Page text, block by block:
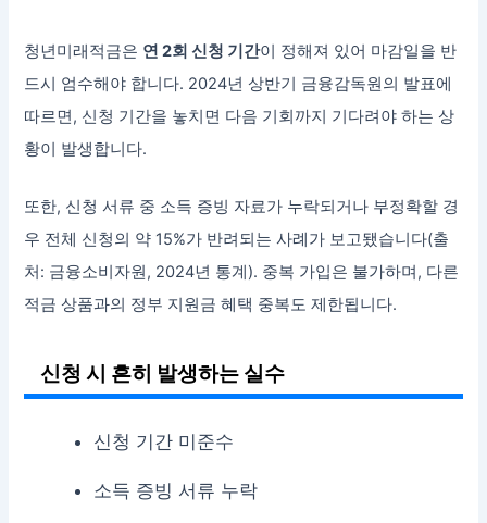
청년미래적금은 연 2회 신청 기간이 정해져 있어 마감일을 반
드시 엄수해야 합니다. 2024년 상반기 금융감독원의 발표에
따르면, 신청 기간을 놓치면 다음 기회까지 기다려야 하는 상
황이 발생합니다.
또한, 신청 서류 중 소득 증빙 자료가 누락되거나 부정확할 경
우 전체 신청의 약 15%가 반려되는 사례가 보고됐습니다(출
처: 금융소비자원, 2024년 통계). 중복 가입은 불가하며, 다른
적금 상품과의 정부 지원금 혜택 중복도 제한됩니다.
신청 시 흔히 발생하는 실수
신청 기간 미준수
소득 증빙 서류 누락